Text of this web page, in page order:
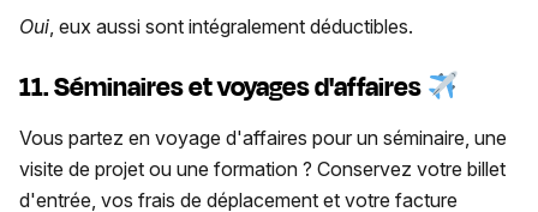
Oui , eux aussi sont intégralement déductibles.
11. Séminaires et voyages d'affaires
Vous partez en voyage d'affaires pour un séminaire, une
visite de projet ou une formation ? Conservez votre billet
d'entrée, vos frais de déplacement et votre facture